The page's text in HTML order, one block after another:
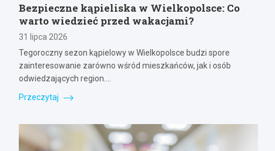
Bezpieczne kąpieliska w Wielkopolsce: Co
warto wiedzieć przed wakacjami?
31 lipca 2026
Tegoroczny sezon kąpielowy w Wielkopolsce budzi spore
zainteresowanie zarówno wśród mieszkańców, jak i osób
odwiedzających region.…
Przeczytaj